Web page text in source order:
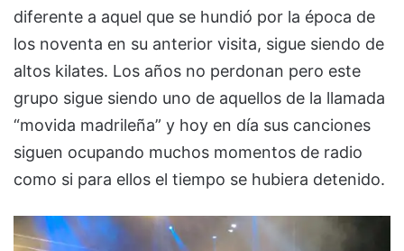
diferente a aquel que se hundió por la época de
los noventa en su anterior visita, sigue siendo de
altos kilates. Los años no perdonan pero este
grupo sigue siendo uno de aquellos de la llamada
“movida madrileña” y hoy en día sus canciones
siguen ocupando muchos momentos de radio
como si para ellos el tiempo se hubiera detenido.